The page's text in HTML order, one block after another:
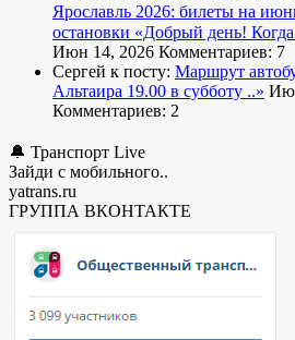
Ярославль 2026: билеты на
остановки «Добрый день! Когда
Июн 14, 2026 Комментариев: 7
Сергей к посту: Маршрут
Альтаира 19.00 в субботу ..»
Комментариев: 2
🔔 Транспорт Live
Зайди с мобильного..
yatrans.ru
ГРУППА ВКОНТАКТЕ